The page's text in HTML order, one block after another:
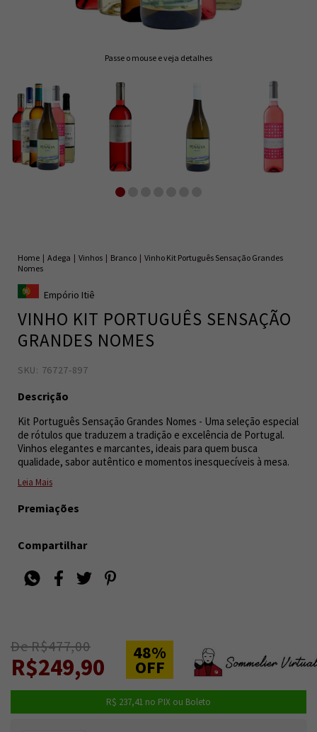
Passe o mouse e veja detalhes
Home | Adega | Vinhos | Branco | Vinho Kit Português Sensação Grandes
Nomes
Empório Itiê
VINHO KIT PORTUGUÊS SENSAÇÃO
GRANDES NOMES
SKU: 76727-897
Descrição
Kit Português Sensação Grandes Nomes - Uma seleção especial
de rótulos que traduzem a tradição e excelência de Portugal.
Vinhos elegantes e marcantes, ideais para quem busca
qualidade, sabor autêntico e momentos inesquecíveis à mesa.
Leia Mais
Premiações
Compartilhar
De R$477,00
R$249,90 48%
OFF
R$ 237,41 no PIX ou Boleto